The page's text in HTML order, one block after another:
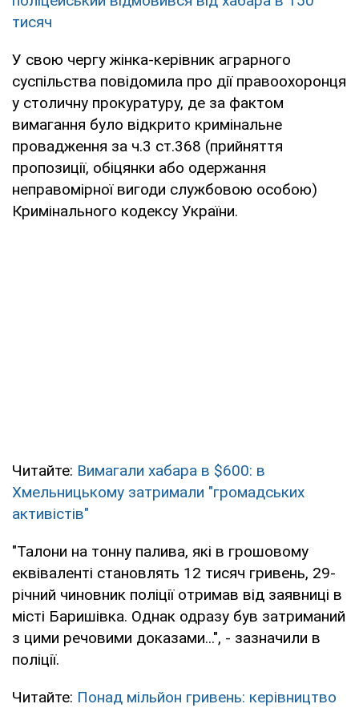
тисяч
У свою чергу жінка-керівник аграрного
суспільства повідомила про дії правоохоронця
у столичну прокуратуру, де за фактом
вимагання було відкрито кримінальне
провадження за ч.3 ст.368 (прийняття
пропозиції, обіцянки або одержання
неправомірної вигоди службовою особою)
Кримінального кодексу України.
Читайте: Вимагали хабара в $600: в
Хмельницькому затримали "громадських
активістів"
"Талони на тонну палива, які в грошовому
еквіваленті становлять 12 тисяч гривень, 29-
річний чиновник поліції отримав від заявниці в
місті Баришівка. Однак одразу був затриманий
з цими речовими доказами...", - зазначили в
поліції.
Читайте: Понад мільйон гривень: керівництво